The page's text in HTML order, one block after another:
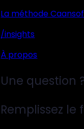
La méthode
/insights
À propos
Une question
Remplissez